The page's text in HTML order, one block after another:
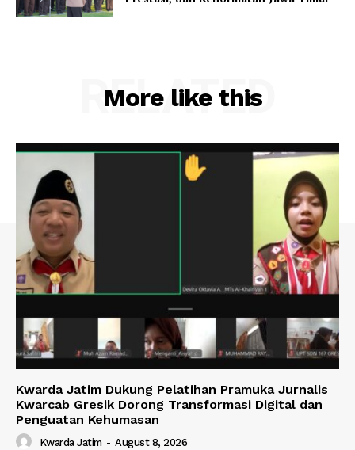
More like this
RELATED
Kwarda Jatim Dukung Pelatihan Pramuka Jurnalis
Kwarcab Gresik Dorong Transformasi Digital dan
Penguatan Kehumasan
Kwarda Jatim - August 8, 2026